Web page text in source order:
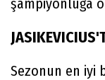
Sezonun en iyi